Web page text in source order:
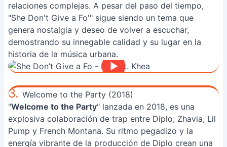
relaciones complejas. A pesar del paso del tiempo,
"She Don't Give a Fo'" sigue siendo un tema que
genera nostalgia y deseo de volver a escuchar,
demostrando su innegable calidad y su lugar en la
historia de la música urbana.
3. Welcome to the Party (2018)
"Welcome to the Party" lanzada en 2018, es una
explosiva colaboración de trap entre Diplo, Zhavia, Lil
Pump y French Montana. Su ritmo pegadizo y la
energía vibrante de la producción de Diplo crean una